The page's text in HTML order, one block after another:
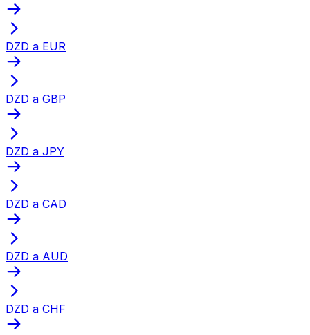
DZD a EUR
DZD a GBP
DZD a JPY
DZD a CAD
DZD a AUD
DZD a CHF